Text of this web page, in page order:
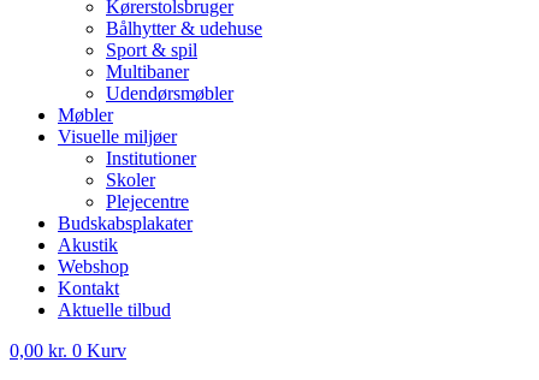
Kørerstolsbruger
Bålhytter & udehuse
Sport & spil
Multibaner
Udendørsmøbler
Møbler
Visuelle miljøer
Institutioner
Skoler
Plejecentre
Budskabsplakater
Akustik
Webshop
Kontakt
Aktuelle tilbud
0,00 kr. 0 Kurv